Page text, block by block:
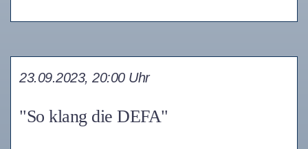
"So klang die DEFA"
23.09.2023, 20:00 Uhr